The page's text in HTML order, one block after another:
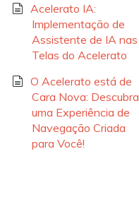
Acelerato IA:
Implementação de
Assistente de IA nas
Telas do Acelerato
O Acelerato está de
Cara Nova: Descubra
uma Experiência de
Navegação Criada
para Você!